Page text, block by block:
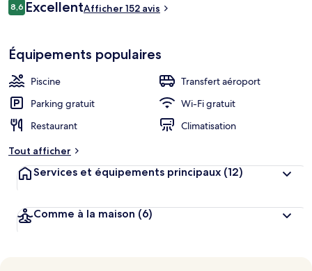
de
Avis
voyageurs
8,68,6 sur 10
ExcellentAfficher 152 avis
Équipements populaires
Piscine
Transfert aéroport
Parking gratuit
Wi-Fi gratuit
Restaurant
Climatisation
Tout afficher
Services et équipements principaux (12)
Comme à la maison (6)